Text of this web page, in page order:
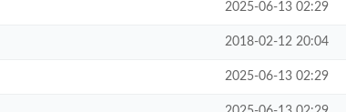
2025-06-13 02:29
2018-02-12 20:04
2025-06-13 02:29